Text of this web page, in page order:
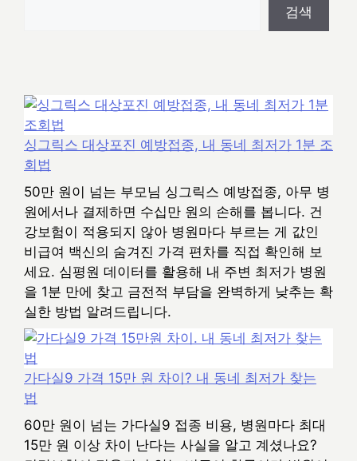
검색
싱그릭스 대상포진 예방접종, 내 동네 최저가 1분 조
회법
50만 원이 넘는 부모님 싱그릭스 예방접종, 아무 병
원에서나 결제하면 수십만 원의 손해를 봅니다. 건
강보험이 적용되지 않아 병원마다 부르는 게 값인
비급여 백신의 숨겨진 가격 편차를 직접 확인해 보
세요. 심평원 데이터를 활용해 내 주변 최저가 병원
을 1분 만에 찾고 금전적 부담을 완벽하게 낮추는 확
실한 방법 알려드립니다.
가다실9 가격 15만 원 차이? 내 동네 최저가 찾는
법
60만 원이 넘는 가다실9 접종 비용, 병원마다 최대
15만 원 이상 차이 난다는 사실을 알고 계셨나요?